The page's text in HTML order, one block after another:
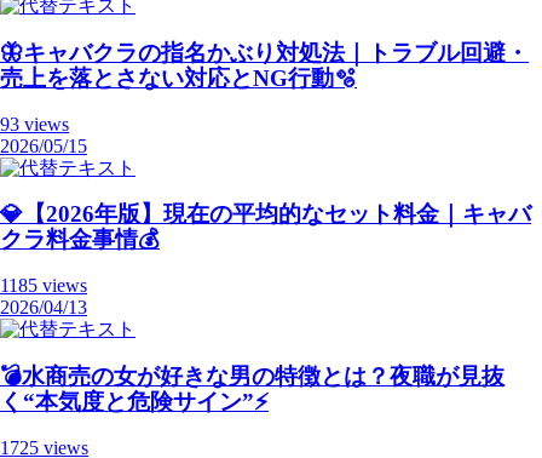
🦋キャバクラの指名かぶり対処法｜トラブル回避・
売上を落とさない対応とNG行動🫧
93 views
2026/05/15
💎【2026年版】現在の平均的なセット料金｜キャバ
クラ料金事情💰
1185 views
2026/04/13
💣️水商売の女が好きな男の特徴とは？夜職が見抜
く“本気度と危険サイン”⚡️
1725 views